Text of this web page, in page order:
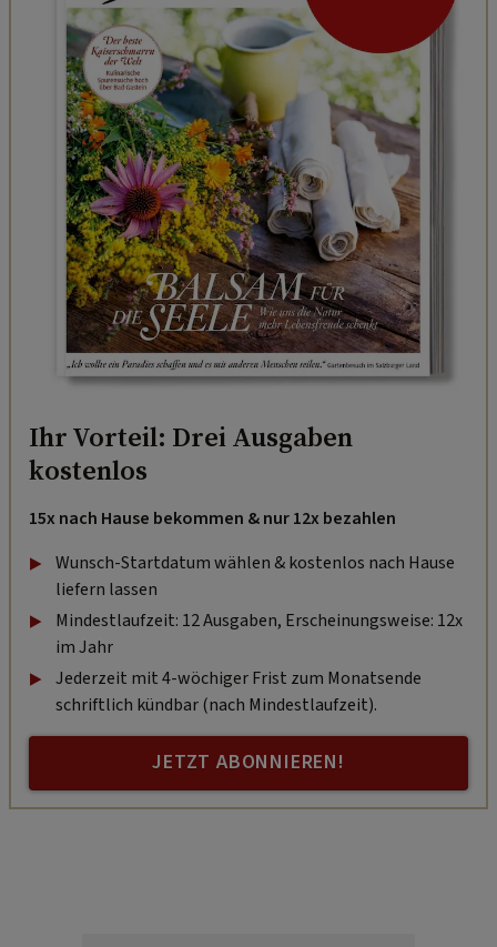
Ihr Vorteil: Drei Ausgaben
kostenlos
15x nach Hause bekommen & nur 12x bezahlen
Wunsch-Startdatum wählen & kostenlos nach Hause
liefern lassen
Mindestlaufzeit: 12 Ausgaben, Erscheinungsweise: 12x
im Jahr
Jederzeit mit 4-wöchiger Frist zum Monatsende
schriftlich kündbar (nach Mindestlaufzeit).
JETZT ABONNIEREN!